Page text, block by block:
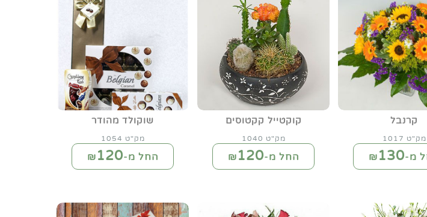
קרנבל
מק"ט 1017
מ-₪130
קוקטייל קקטוסים
מק"ט 1040
החל מ-₪120
שוקולד מהודר
מק"ט 1054
החל מ-₪120